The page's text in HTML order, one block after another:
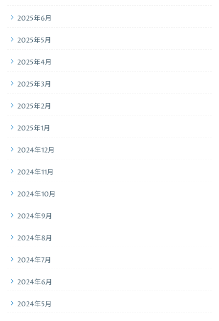
2025年6月
2025年5月
2025年4月
2025年3月
2025年2月
2025年1月
2024年12月
2024年11月
2024年10月
2024年9月
2024年8月
2024年7月
2024年6月
2024年5月